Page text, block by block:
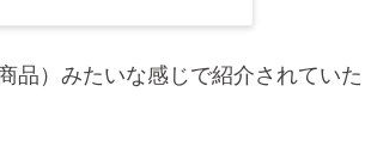
品）みたいな感じで紹介されていた